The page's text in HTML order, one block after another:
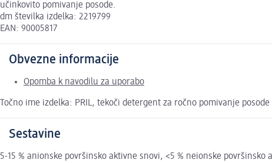
učinkovito pomivanje posode.
dm številka izdelka: 2219799
EAN: 90005817
Obvezne informacije
Opomba k navodilu za uporabo
Točno ime izdelka: PRIL, tekoči detergent za ročno pomivanje
Sestavine
5-15 % anionske površinsko aktivne snovi, <5 % neionske